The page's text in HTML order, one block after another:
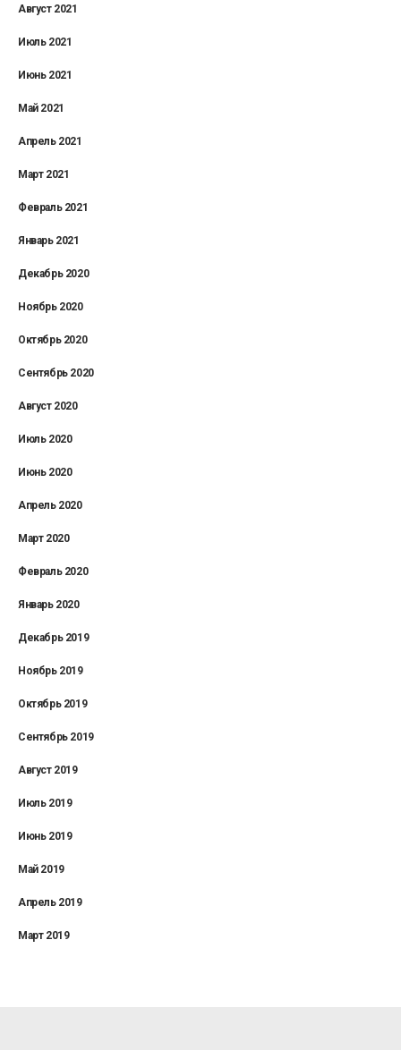
Август 2021
Июль 2021
Июнь 2021
Май 2021
Апрель 2021
Март 2021
Февраль 2021
Январь 2021
Декабрь 2020
Ноябрь 2020
Октябрь 2020
Сентябрь 2020
Август 2020
Июль 2020
Июнь 2020
Апрель 2020
Март 2020
Февраль 2020
Январь 2020
Декабрь 2019
Ноябрь 2019
Октябрь 2019
Сентябрь 2019
Август 2019
Июль 2019
Июнь 2019
Май 2019
Апрель 2019
Март 2019